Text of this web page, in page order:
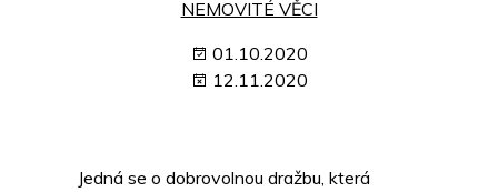
NEMOVITÉ VĚCI
01.10.2020
12.11.2020
Jedná se o dobrovolnou dražbu, která